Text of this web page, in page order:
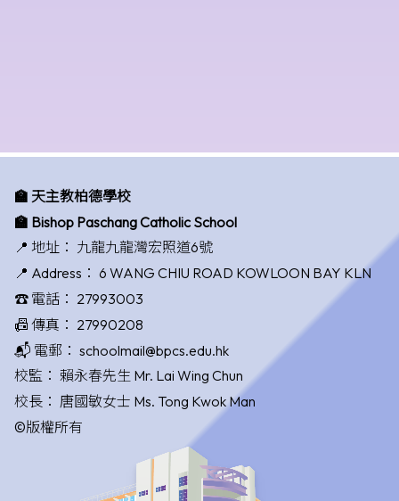
🏫 天主教柏德學校
🏫 Bishop Paschang Catholic School
📍 地址： 九龍九龍灣宏照道6號
📍 Address： 6 WANG CHIU ROAD KOWLOON BAY KLN
☎️ 電話： 27993003
📠 傳真： 27990208
📬 電郵： schoolmail@bpcs.edu.hk
校監： 賴永春先生 Mr. Lai Wing Chun
校長： 唐國敏女士 Ms. Tong Kwok Man
©版權所有